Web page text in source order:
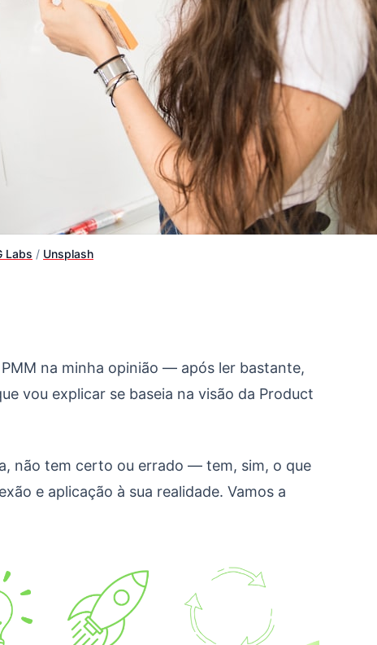
Labs / Unsplash
na minha opinião — após ler bastante,
vou explicar se baseia na visão da Product
não tem certo ou errado — tem, sim, o que
e aplicação à sua realidade. Vamos a